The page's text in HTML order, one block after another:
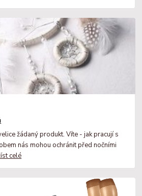
žádaný produkt. Víte - jak pracují s
nás mohou ochránit před nočními
celé